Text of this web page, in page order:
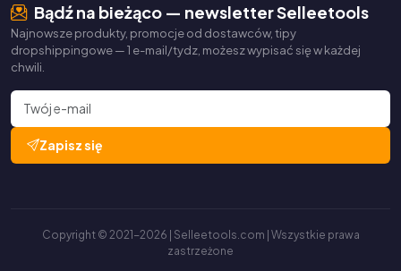
Bądź na bieżąco — newsletter Selleetools
Najnowsze produkty, promocje od dostawców, tipy
dropshippingowe — 1 e-mail/tydz, możesz wypisać się w każdej
chwili.
Zapisz się
Copyright © 2021-2026 | Selleetools.com | Wszystkie prawa
zastrzeżone